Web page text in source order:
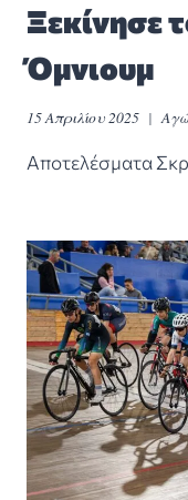
Ξεκίνησε
Όμνιουμ
15 Απριλίου 2025
Αποτελέσματα